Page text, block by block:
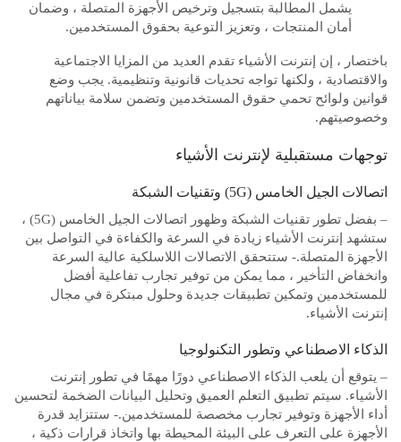
يشمل المطالبة بتسجيل وترخيص الأجهزة المتصلة ، وضمان
أمان المنتجات ، وتعزيز التوعية بحقوق المستخدمين.
باختصار ، إن إنترنت الأشياء تقدم العديد من المزايا الاجتماعية
والاقتصادية ، ولكنها تواجه تحديات قانونية وتنظيمية. يجب وضع
قوانين ولوائح تحمي حقوق المستخدمين وتضمن سلامة بياناتهم
وخصوصيتهم.
توجهات مستقبلية لإنترنت الأشياء
اتصالات الجيل الخامس (5G) وتقنيات الشبكة
– بفضل تطور تقنيات الشبكة وظهور اتصالات الجيل الخامس (5G) ،
ستشهد إنترنت الأشياء زيادة في السرعة والكفاءة في التواصل بين
الأجهزة المتصلة.- ستتحقق الاتصالات اللاسلكية عالية السرعة
وانخفاض التأخير ، مما يمكن من توفير تجارب تفاعلية أفضل
للمستخدمين وتمكين تطبيقات جديدة وحلول مبتكرة في مجال
إنترنت الأشياء.
الذكاء الاصطناعي وتطور التكنولوجيا
– يتوقع أن يلعب الذكاء الاصطناعي دورًا مهمًا في تطور إنترنت
الأشياء. سيتم تطبيق التعلم العميق وتحليل البيانات الضخمة لتحسين
أداء الأجهزة وتوفير تجارب مخصصة للمستخدمين.- ستتزايد قدرة
الأجهزة على التعرف على البيئة المحيطة بها واتخاذ قرارات ذكية ،